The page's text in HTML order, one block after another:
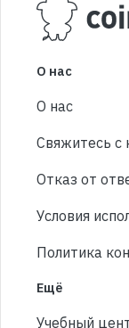
О нас
О нас
Свяжитесь с
Отказ от
Условия
Политика
Ещё
Учебный